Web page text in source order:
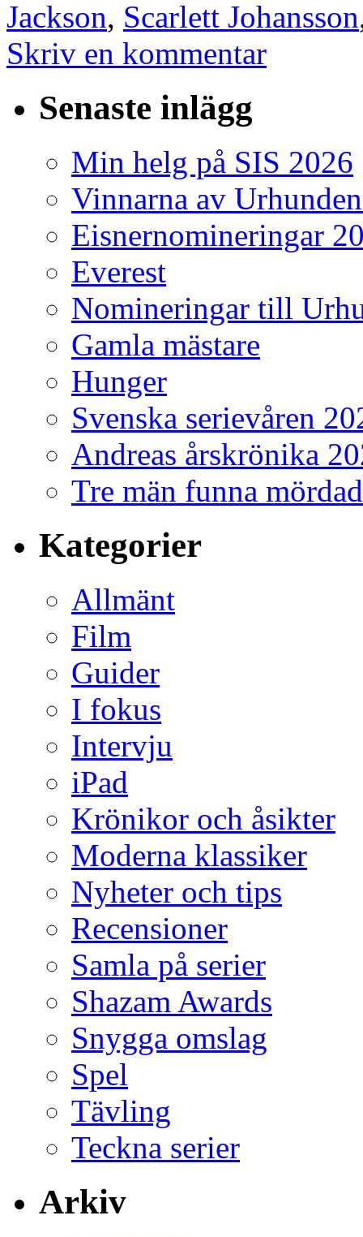
Jackson, Scarlett Johansson
Skriv en kommentar
Senaste inlägg
Min helg på SIS 2026
Vinnarna av
Eisnernomineringar
Everest
Nomineringar till
Gamla mästare
Hunger
Svenska serievåren
Andreas årskrönika
Tre män funna
Kategorier
Allmänt
Film
Guider
I fokus
Intervju
iPad
Krönikor och åsikter
Moderna klassiker
Nyheter och tips
Recensioner
Samla på serier
Shazam Awards
Snygga omslag
Spel
Tävling
Teckna serier
Arkiv